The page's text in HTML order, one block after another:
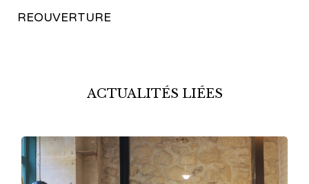
REOUVERTURE
ACTUALITÉS LIÉES